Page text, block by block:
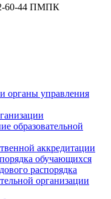
60-44 ПМПК
органы управления
образовательной
аккредитации
обучающихся
распорядка
организации